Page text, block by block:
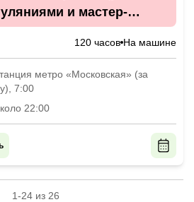
и мастер-
120 часов На машине
метро «Московская» (за
7:00
22:00
1-24 из 26